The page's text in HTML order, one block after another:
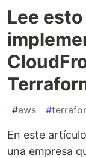
Lee
#aws #
En este
una empresa